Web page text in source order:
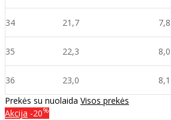
34 21,7 7,8
35 22,3 8,0
36 23,0
8,1
Prekės su nuolaida Visos prekės
Akcija -20%